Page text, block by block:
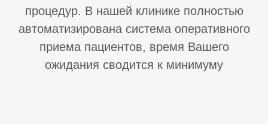
процедур. В нашей клинике полностью
автоматизирована система оперативного
приема пациентов, время Вашего
ожидания сводится к минимуму